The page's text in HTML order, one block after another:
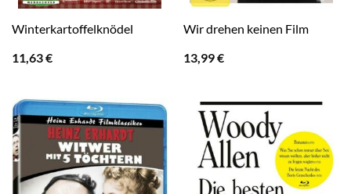
Winterkartoffelknödel
11,63€
Wir drehen keinen Film
13,99€